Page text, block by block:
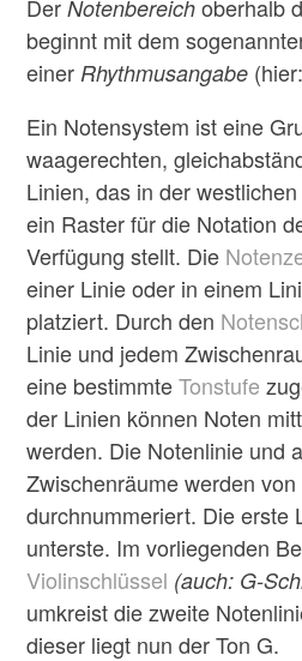
DerNotenbereich oberhalb
beginnt mit dem
einer Rhythmusangabe
Ein Notensystem ist eine
waagerechten,
Linien, das in der
ein Raster für die Notation
Verfügung stellt. Die
einer Linie oder in einem
platziert. Durch den
Linie und jedem
eine bestimmteTonstufe
der Linien können Noten
werden. Die Notenlinie und
Zwischenräume werden
durchnummeriert. Die erste
unterste. Im vorliegenden
Violinschlüssel (auch: G-
umkreist die zweite
dieser liegt nun der Ton G.